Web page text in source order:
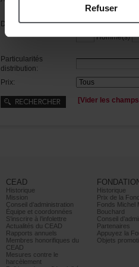
Refuser
Distribution: Femme(s)
Homme(s)
Particularités
distribution:
Prix:
CEAD
Historique
Mission
Conseild’administration
Équipeetcoordonnées
S’inscrireàl’infolettre
ActualitésduCEAD
Rapportsannuels
Membreshonorifiquesdu
CEAD
Mesurescontrele
harcèlement
Historique
Bouchard
Partenaires